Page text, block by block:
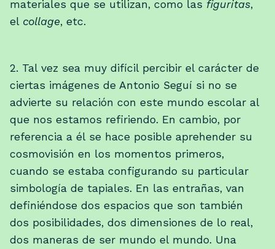
materiales que se utilizan, como las figuritas,
el collage, etc.
2. Tal vez sea muy difícil percibir el carácter de
ciertas imágenes de Antonio Seguí si no se
advierte su relación con este mundo escolar al
que nos estamos refiriendo. En cambio, por
referencia a él se hace posible aprehender su
cosmovisión en los momentos primeros,
cuando se estaba configurando su particular
simbología de tapiales. En las entrañas, van
definiéndose dos espacios que son también
dos posibilidades, dos dimensiones de lo real,
dos maneras de ser mundo el mundo. Una